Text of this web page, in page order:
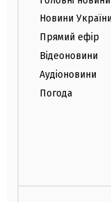
Новини
Прямий ефір
Відеоновини
Аудіоновини
Погода